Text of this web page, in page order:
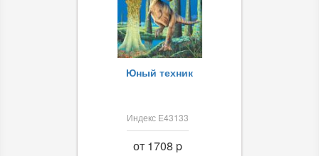
Юный техник
Индекс Е43133
от 1708 p